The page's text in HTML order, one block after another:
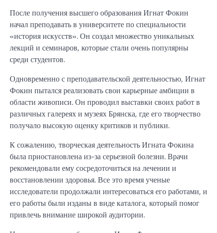
После получения высшего образования Игнат Фокин
начал преподавать в университете по специальности
«история искусств». Он создал множество уникальных
лекций и семинаров, которые стали очень популярны
среди студентов.
Одновременно с преподавательской деятельностью, Игнат
Фокин пытался реализовать свои карьерные амбиции в
области живописи. Он проводил выставки своих работ в
различных галереях и музеях Брянска, где его творчество
получало высокую оценку критиков и публики.
К сожалению, творческая деятельность Игната Фокина
была приостановлена из-за серьезной болезни. Врачи
рекомендовали ему сосредоточиться на лечении и
восстановлении здоровья. Все это время ученые
исследователи продолжали интересоваться его работами, и
его работы были изданы в виде каталога, который помог
привлечь внимание широкой аудитории.